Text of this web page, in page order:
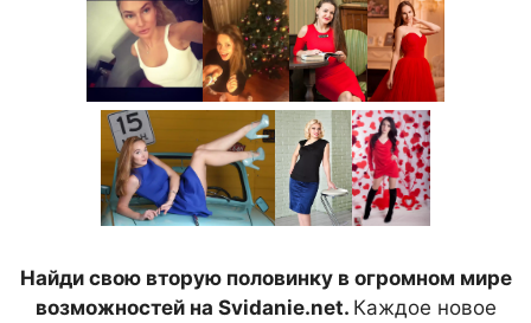
Найди свою вторую половинку в огромном мире
возможностей на Svidanie.net. Каждое новое